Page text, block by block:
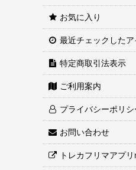
お気に入り
最近チェックしたア
特定商取引法表示
ご利用案内
プライバシーポリシ
お問い合わせ
トレカフリマアプ